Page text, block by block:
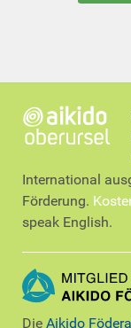
International
Förderung.
speak English.
Die Aikido